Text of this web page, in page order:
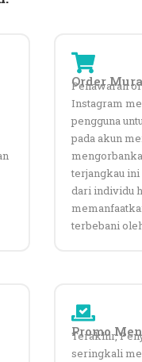
Order
Penawaran
Instagram
pengguna
pada akun
terjangkau
dari individu
terbebani
Promo
Terakhir,
seringkali